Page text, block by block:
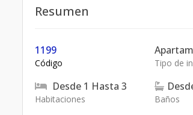
Resumen
1199
Código Tipo de
Desde 1 Hasta 3
Habitaciones Baños